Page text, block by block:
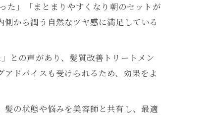
た」「まとまりやすくなり朝のセットが
から潤う自然なツヤ感に満足している
との声があり、髪質改善トリートメン
ドバイスも受けられるため、効果をよ
の状態や悩みを美容師と共有し、最適